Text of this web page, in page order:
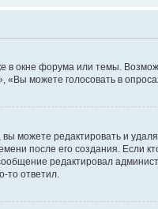
окне форума или темы.
можете голосовать в
можете редактировать и
после его создания.
редактировал
то ответил.